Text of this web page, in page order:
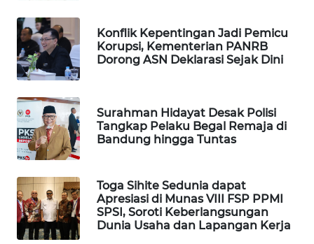
Konflik Kepentingan Jadi Pemicu
Korupsi, Kementerian PANRB
Dorong ASN Deklarasi Sejak Dini
Surahman Hidayat Desak Polisi
Tangkap Pelaku Begal Remaja di
Bandung hingga Tuntas
Toga Sihite Sedunia dapat
Apresiasi di Munas VIII FSP PPMI
SPSI, Soroti Keberlangsungan
Dunia Usaha dan Lapangan Kerja
WAHANA
UMKM
WAHANA
SELEB
WAHANA
PERSONA
WAHANA
OTOMOTIF
WAHANA